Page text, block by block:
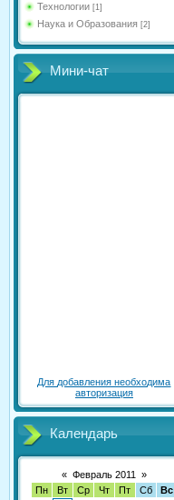
Технологии [1]
Наука и Образования [2]
Мини-чат
Для добавления необходима
авторизация
Календарь
« Февраль 2011
»
Пн
Вт Ср Чт Пт Сб
Вс